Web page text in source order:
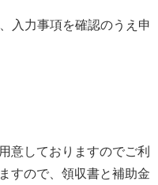
入力事項を確認のうえ申
意しておりますのでご利
すので、領収書と補助金